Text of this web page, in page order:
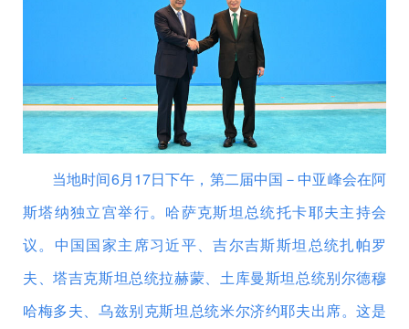
当地时间6月17日下午，第二届中国－中亚峰会在阿
斯塔纳独立宫举行。哈萨克斯坦总统托卡耶夫主持会
议。中国国家主席习近平、吉尔吉斯斯坦总统扎帕罗
夫、塔吉克斯坦总统拉赫蒙、土库曼斯坦总统别尔德穆
哈梅多夫、乌兹别克斯坦总统米尔济约耶夫出席。这是